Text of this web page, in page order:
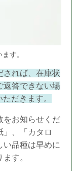
す。
れば、在庫状
返答できない場
だきます。
お知らせくだ
」、「カタロ
い品種は早めに
ます。